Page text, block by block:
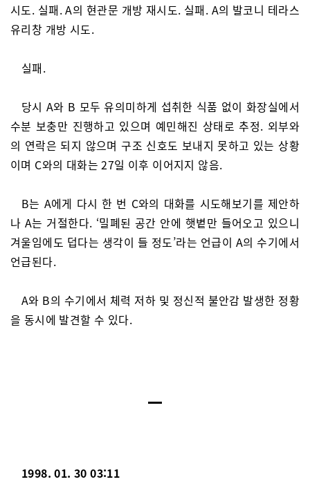
시도. 실패. A의 현관문 개방 재시도. 실패. A의 발코니 테라스
유리창 개방 시도.
실패.
당시 A와 B 모두 유의미하게 섭취한 식품 없이 화장실에서
수분 보충만 진행하고 있으며 예민해진 상태로 추정. 외부와
의 연락은 되지 않으며 구조 신호도 보내지 못하고 있는 상황
이며 C와의 대화는 27일 이후 이어지지 않음.
B는 A에게 다시 한 번 C와의 대화를 시도해보기를 제안하
나 A는 거절한다. ‘밀폐된 공간 안에 햇볕만 들어오고 있으니
겨울임에도 덥다는 생각이 들 정도’라는 언급이 A의 수기에서
언급된다.
A와 B의 수기에서 체력 저하 및 정신적 불안감 발생한 정황
을 동시에 발견할 수 있다.
1998. 01. 30 03:11